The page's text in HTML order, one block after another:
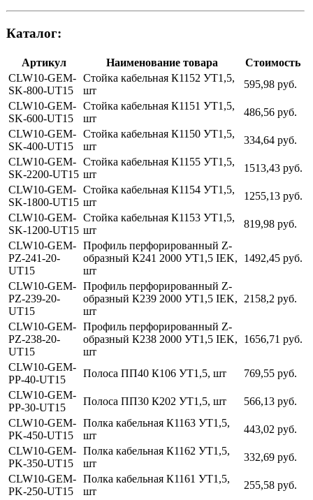
Каталог:
Артикул Наименование товара
Стоимость
CLW10-GEM-
SK-800-UT15
Стойка кабельная К1152 УТ1,5,
шт
595,98 руб.
CLW10-GEM-
SK-600-UT15
Стойка кабельная К1151 УТ1,5,
шт
486,56 руб.
CLW10-GEM-
SK-400-UT15
Стойка кабельная К1150 УТ1,5,
шт
334,64 руб.
CLW10-GEM-
SK-2200-UT15
Стойка кабельная К1155 УТ1,5,
шт
1513,43 руб.
CLW10-GEM-
SK-1800-UT15
Стойка кабельная К1154 УТ1,5,
шт
1255,13 руб.
CLW10-GEM-
SK-1200-UT15
Стойка кабельная К1153 УТ1,5,
шт
819,98 руб.
CLW10-GEM-
PZ-241-20-
UT15
Профиль перфорированный Z-
образный К241 2000 УТ1,5 IEK,
шт
1492,45 руб.
CLW10-GEM-
PZ-239-20-
UT15
Профиль перфорированный Z-
образный К239 2000 УТ1,5 IEK,
шт
2158,2 руб.
CLW10-GEM-
PZ-238-20-
UT15
Профиль перфорированный Z-
образный К238 2000 УТ1,5 IEK,
шт
1656,71 руб.
CLW10-GEM-
PP-40-UT15
Полоса ПП40 К106 УТ1,5, шт
769,55 руб.
CLW10-GEM-
PP-30-UT15
Полоса ПП30 К202 УТ1,5, шт
566,13 руб.
CLW10-GEM-
PK-450-UT15
Полка кабельная К1163 УТ1,5,
шт
443,02 руб.
CLW10-GEM-
PK-350-UT15
Полка кабельная К1162 УТ1,5,
шт
332,69 руб.
CLW10-GEM-
PK-250-UT15
Полка кабельная К1161 УТ1,5,
шт
255,58 руб.